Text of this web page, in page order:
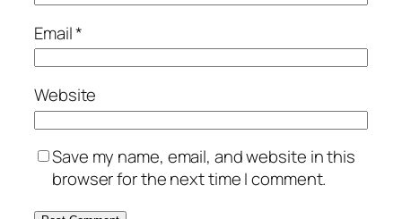
Email*
Website
Save my name, email, and website in this
browser for the next time I comment.